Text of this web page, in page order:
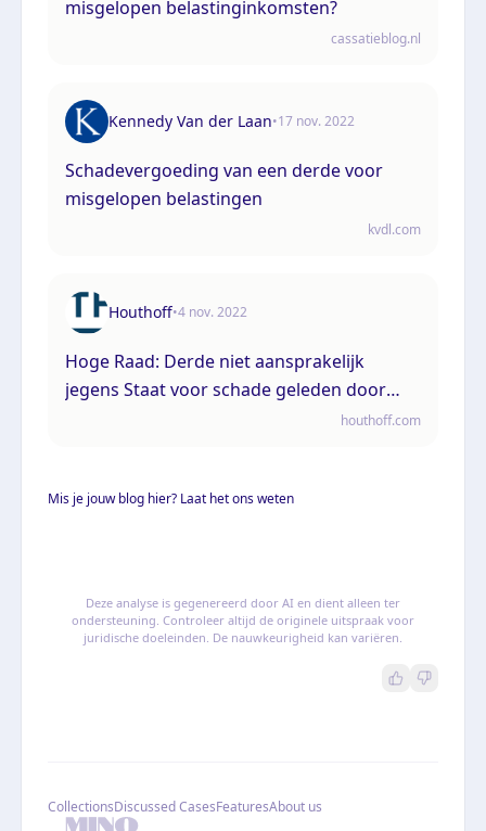
misgelopen belastinginkomsten?
cassatieblog.nl
Kennedy Van der Laan•17 nov. 2022
Schadevergoeding van een derde voor
misgelopen belastingen
kvdl.com
Houthoff•4 nov. 2022
Hoge Raad: Derde niet aansprakelijk
jegens Staat voor schade geleden door
medewerking aan belastingontduiking
houthoff.com
Mis je jouw blog hier? Laat het ons weten
Deze analyse is gegenereerd door AI en dient alleen ter
ondersteuning. Controleer altijd de originele uitspraak voor
juridische doeleinden. De nauwkeurigheid kan variëren.
CollectionsDiscussed CasesFeaturesAbout us